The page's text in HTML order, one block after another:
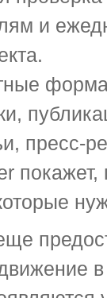
и
пресс-
покажет,